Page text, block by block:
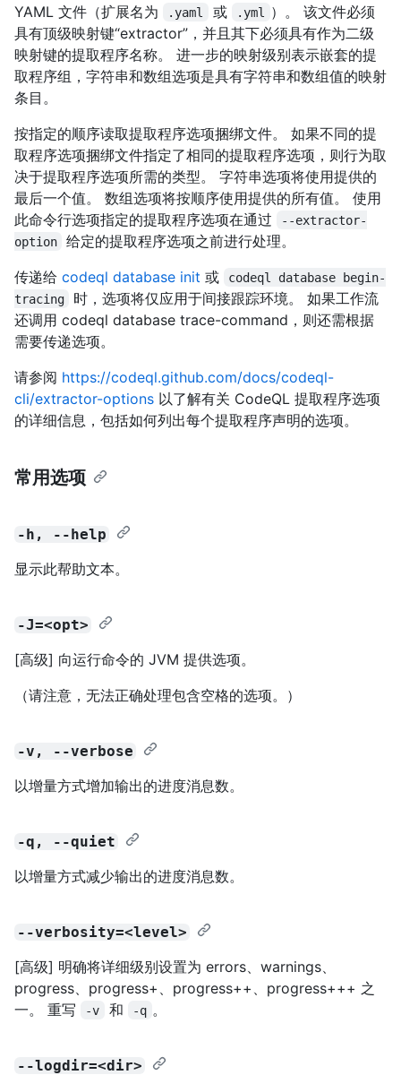
YAML 文件（扩展名为
.yaml 或 .yml
）。 该文件必须
具有顶级映射键“extractor”，并且其下必须具有作为二级
映射键的提取程序名称。 进一步的映射级别表示嵌套的提
取程序组，字符串和数组选项是具有字符串和数组值的映射
条目。
按指定的顺序读取提取程序选项捆绑文件。 如果不同的提
取程序选项捆绑文件指定了相同的提取程序选项，则行为取
决于提取程序选项所需的类型。 字符串选项将使用提供的
最后一个值。 数组选项将按顺序使用提供的所有值。 使用
此命令行选项指定的提取程序选项在通过
--extractor-
option
给定的提取程序选项之前进行处理。
传递给 codeql database init 或
codeql database begin-
tracing
时，选项将仅应用于间接跟踪环境。 如果工作流
还调用 codeql database trace-command，则还需根据
需要传递选项。
请参阅 https://codeql.github.com/docs/codeql-
cli/extractor-options 以了解有关 CodeQL 提取程序选项
的详细信息，包括如何列出每个提取程序声明的选项。
常用选项
-h, --help
显示此帮助文本。
-J=<opt>
[高级] 向运行命令的 JVM 提供选项。
（请注意，无法正确处理包含空格的选项。）
-v, --verbose
以增量方式增加输出的进度消息数。
-q, --quiet
以增量方式减少输出的进度消息数。
--verbosity=<level>
[高级] 明确将详细级别设置为 errors、warnings、
progress、progress+、progress++、progress+++ 之
一。 重写
-v 和 -q 。
--logdir=<dir>